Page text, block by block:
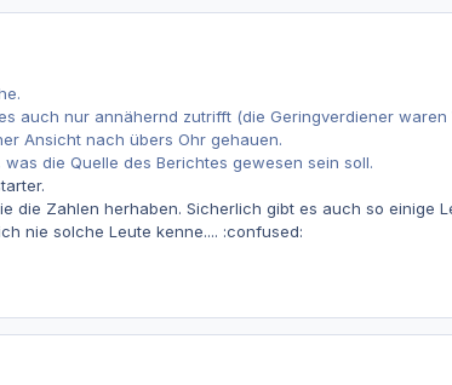
auch nur annähernd zutrifft (die Geringverdiener
Ansicht nach übers Ohr gehauen.
die Quelle des Berichtes gewesen sein soll.
die Zahlen herhaben. Sicherlich gibt es auch so einige
nie solche Leute kenne.... :confused: